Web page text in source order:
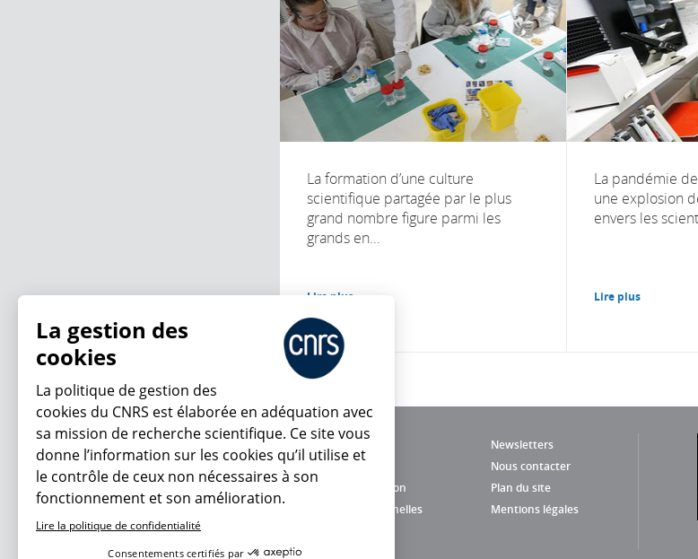
La formation d’une culture
scientifique partagée par le plus
grand nombre figure parmi les
grands en...
Lire plus
La pandémie
une explosion
envers les
Lire plus
Newsletters
Nous contacter
Charte d'utilisation
Plan du site
Données personnelles
Mentions légales
En ce moment
La gestion des
cookies
La politique de gestion des
cookies du CNRS est élaborée en adéquation avec
sa mission de recherche scientifique. Ce site vous
donne l’information sur les cookies qu’il utilise et
le contrôle de ceux non nécessaires à son
fonctionnement et son amélioration.
Lire la politique de confidentialité
Consentements certifiés par